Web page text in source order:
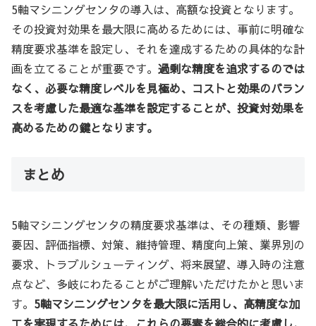
5軸マシニングセンタの導入は、高額な投資となります。
その投資対効果を最大限に高めるためには、事前に明確な
精度要求基準を設定し、それを達成するための具体的な計
画を立てることが重要です。 過剰な精度を追求するのでは
なく、必要な精度レベルを見極め、コストと効果のバラン
スを考慮した最適な基準を設定することが、投資対効果を
高めるための鍵となります。
まとめ
5軸マシニングセンタの精度要求基準は、その種類、影響
要因、評価指標、対策、維持管理、精度向上策、業界別の
要求、トラブルシューティング、将来展望、導入時の注意
点など、多岐にわたることがご理解いただけたかと思いま
す。 5軸マシニングセンタを最大限に活用し、高精度な加